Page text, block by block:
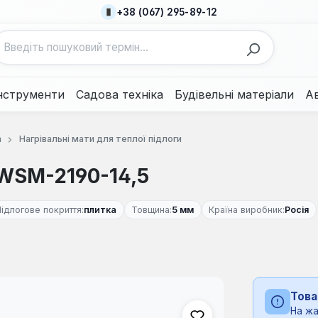
+38 (067) 295-89-12
Садова техніка Будівельні матеріали
Нагрівальні мати для теплої підлоги
2190-14,5
покриття:плитка Товщина:5 мм Країна виробник:Росія
На